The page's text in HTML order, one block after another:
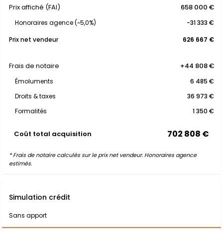
Prix affiché (FAI) 658 000 €
Honoraires agence (~5,0%)
-31 333 €
Prix net vendeur
626 667 €
Frais de notaire +44 808 €
Émoluments
6 485 €
Droits & taxes
36 973 €
Formalités
1 350 €
Coût total acquisition 702 808 €
* Frais de notaire calculés sur le prix net vendeur. Honoraires agence
estimés.
Simulation crédit
Sans apport